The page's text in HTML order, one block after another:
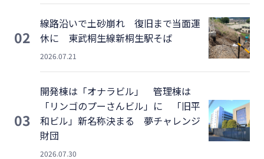
02
線路沿いで土砂崩れ 復旧まで当面運
休に 東武桐生線新桐生駅そば
2026.07.21
03
開発棟は「オナラビル」 管理棟は
「リンゴのプーさんビル」に 「旧平
和ビル」新名称決まる 夢チャレンジ
財団
2026.07.30